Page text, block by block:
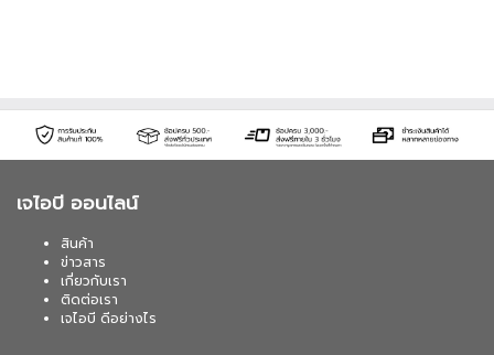
เจไอบี ออนไลน์
สินค้า
ข่าวสาร
เกี่ยวกับเรา
ติดต่อเรา
เจไอบี ดีอย่างไร